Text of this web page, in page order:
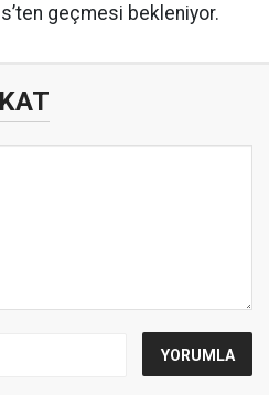
geçmesi bekleniyor.